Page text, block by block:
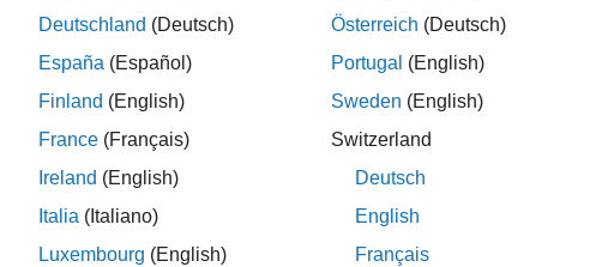
関数
backgroundPool バックグラウンドでコードを実行するための環境
gather 分散配列、 Compositeオブジェクト、または
parfor 並列for
Deutschland (Deutsch)
España (Español)
Finland (English)
France (Français)
Ireland (English)
Italia (Italiano)
Luxembourg (English)
Österreich (Deutsch)
Portugal (English)
Sweden (English)
Switzerland
Deutsch
English
Français